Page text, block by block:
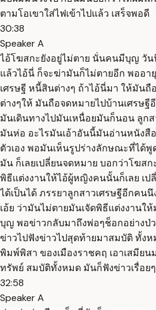
ตามโอเขาใส่ไฟเข้าไปแล้ว เสร็จพอดี
30:38
Speaker A
ไอ้โฆสกะยังอยู่ไม่ตาย นั่นคนมีบุญ วัน
แล้วไอ้นี่ ก็จะฆ่ามันก็ไม่ตายอีก พออา
เศรษฐี หนี้สินต่างๆ ถ้าไอ้นี่มา ให้มัน
ต่างๆให้ มันถือจดหมายไปบ้านเศรษ
มันเดินทางไปมันเหนื่อยมันก็นอน ลูกส
มันห่อ อะไรมันเอ้าอันนี้มันอ่านหนังสื
ตัวเอง พอมันเห็นรูปร่างลักษณะที่ได้
มัน ก็เลยเปลี่ยนจดหมาย บอกว่าโฆส
พิธีแต่งงานให้ไอ้ผู้หญิงคนนั้นก็เลย เป
ได้เป็นได้ ภรรยาลูกสาวเศรษฐีอีกคน
เอ้ย ว่ามันไม่ตายมันเจัดพิธีแต่งงาน
บุญ พอข่าวกลับมาถึงพ่อๆช็อกอย่างป่
ข่าวไปฟังข่าวไปสุดท้ายมาสมบัติ ทั้งห
พิมพ์พิสา ของเมืองราชคฤ เอาเสมีย
ทรัพย์ สมบัติทั้งหมด มันก็ฟังข่าวเรื่อย
32:58
Speaker A